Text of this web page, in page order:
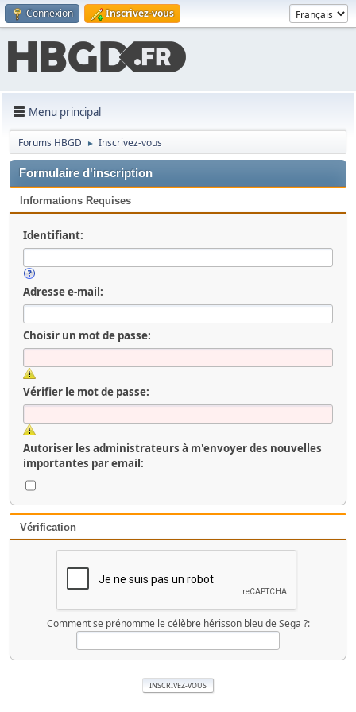
Connexion Inscrivez-vous
Menu principal
Forums HBGD ► Inscrivez-vous
Formulaire d'inscription
Informations Requises
Identifiant:
Adresse e-mail:
Choisir un mot de passe:
Vérifier le mot de passe:
Autoriser les administrateurs à m'envoyer des nouvelles
importantes par email:
Vérification
Comment se prénomme le célèbre hérisson bleu de Sega ?: